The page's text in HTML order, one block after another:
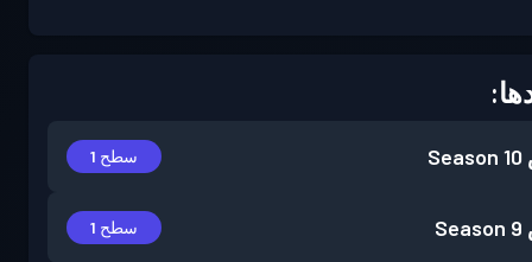
Season 10 سطح 1
Season 9 سطح 1